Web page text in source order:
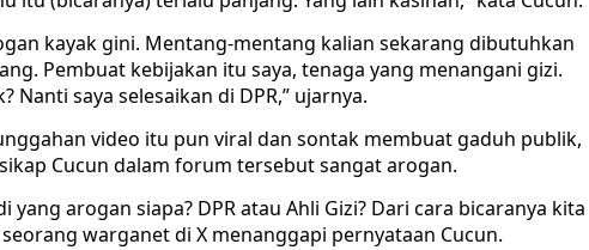
kayak gini. Mentang-mentang kalian sekarang dibutuhkan
Pembuat kebijakan itu saya, tenaga yang menangani gizi.
Nanti saya selesaikan di DPR,” ujarnya.
video itu pun viral dan sontak membuat gaduh publik,
Cucun dalam forum tersebut sangat arogan.
yang arogan siapa? DPR atau Ahli Gizi? Dari cara bicaranya kita
warganet di X menanggapi pernyataan Cucun.